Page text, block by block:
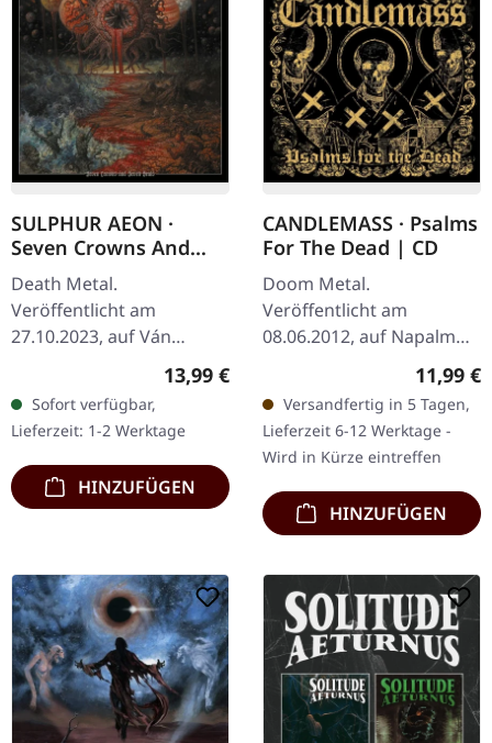
SULPHUR AEON ·
Seven Crowns And
Seven Seals | DIGIPAK
CD
Death Metal.
Veröffentlicht am
27.10.2023, auf Ván
Records. CD im 6-seitigen
DigiPak mit 8-seitigem
Booklet und noblem
Schuber mit
Heißprägedruck.…
Regulärer Preis:
13,99 €
Sofort verfügbar,
Lieferzeit: 1-2 Werktage
HINZUFÜGEN
CANDLEMASS · Psalms
For The Dead | CD
Doom Metal.
Veröffentlicht am
08.06.2012, auf Napalm
Records. CD im Jewelcase.
Die schwedischen Doom-
Metal-Legenden
Candlemass kehren mit
ihrem…
11,99 €
Versandfertig in 5 Tagen,
Lieferzeit 6-12 Werktage -
Wird in Kürze eintreffen
HINZUFÜGEN